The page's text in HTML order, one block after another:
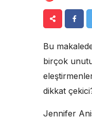
Bu
birçok
dikkat
Jennifer